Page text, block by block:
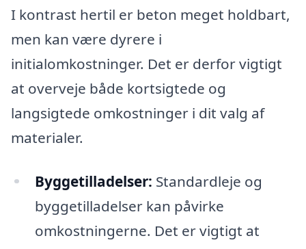
I kontrast hertil er beton meget holdbart,
men kan være dyrere i
initialomkostninger. Det er derfor vigtigt
at overveje både kortsigtede og
langsigtede omkostninger i dit valg af
materialer.
Byggetilladelser: Standardleje og
byggetilladelser kan påvirke
omkostningerne. Det er vigtigt at